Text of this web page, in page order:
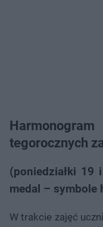
tegorocznych
(poniedziałki 19
medal – symbole
W trakcie zajęć